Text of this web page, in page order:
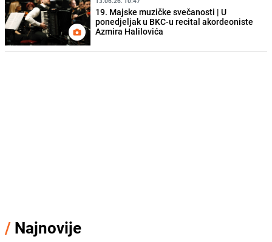
19. Majske muzičke svečanosti | U
ponedjeljak u BKC-u recital akordeoniste
Azmira Halilovića
/ Najnovije